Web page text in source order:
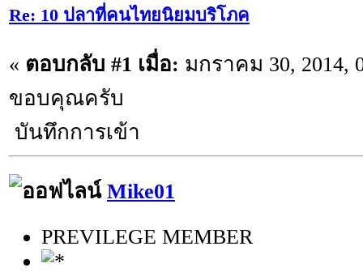
Re: 10 ปลาที่คนไทยนิยมบริโภค
« ตอบกลับ #1 เมื่อ: มกราคม 30, 2014,
ขอบคุณครับ
บันทึกการเข้า
Mike01
PREVILEGE MEMBER